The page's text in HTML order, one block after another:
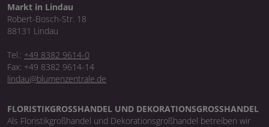
Markt in Lindau
Robert-Bosch-Str. 18
88131 Lindau
Tel.: +49 8382 9614-0
Fax: +49 8382 9614-14
lindau@blumenzentrale.de
FLORISTIKGROSSHANDEL UND DEKORATIONSGROSSHANDEL
Als Floristikgroßhandel und Dekorationsgroßhandel betreiben wir